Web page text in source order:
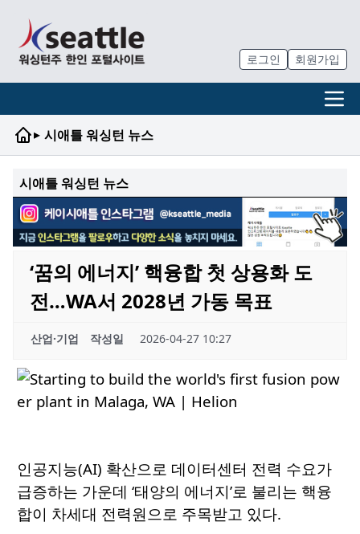
로그인 회원가입
▸ 시애틀 워싱턴 뉴스
시애틀 워싱턴 뉴스
‘꿈의 에너지’ 핵융합 첫 상용화 도
전…WA서 2028년 가동 목표
산업·기업 작성일 2026-04-27 10:27
인공지능(AI) 확산으로 데이터센터 전력 수요가
급증하는 가운데 ‘태양의 에너지’로 불리는 핵융
합이 차세대 전력원으로 주목받고 있다.